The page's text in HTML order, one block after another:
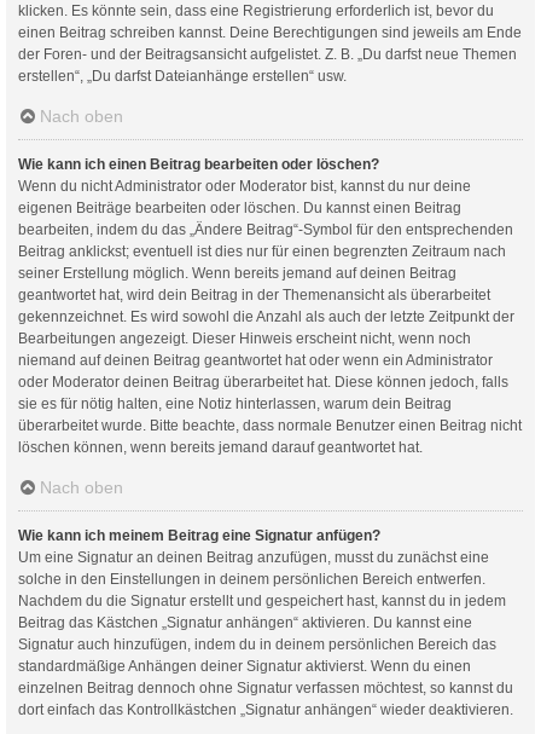
klicken. Es könnte sein, dass eine Registrierung erforderlich ist, bevor du
einen Beitrag schreiben kannst. Deine Berechtigungen sind jeweils am Ende
der Foren- und der Beitragsansicht aufgelistet. Z. B. „Du darfst neue Themen
erstellen“, „Du darfst Dateianhänge erstellen“ usw.
Nach oben
Wie kann ich einen Beitrag bearbeiten oder löschen?
Wenn du nicht Administrator oder Moderator bist, kannst du nur deine
eigenen Beiträge bearbeiten oder löschen. Du kannst einen Beitrag
bearbeiten, indem du das „Ändere Beitrag“-Symbol für den entsprechenden
Beitrag anklickst; eventuell ist dies nur für einen begrenzten Zeitraum nach
seiner Erstellung möglich. Wenn bereits jemand auf deinen Beitrag
geantwortet hat, wird dein Beitrag in der Themenansicht als überarbeitet
gekennzeichnet. Es wird sowohl die Anzahl als auch der letzte Zeitpunkt der
Bearbeitungen angezeigt. Dieser Hinweis erscheint nicht, wenn noch
niemand auf deinen Beitrag geantwortet hat oder wenn ein Administrator
oder Moderator deinen Beitrag überarbeitet hat. Diese können jedoch, falls
sie es für nötig halten, eine Notiz hinterlassen, warum dein Beitrag
überarbeitet wurde. Bitte beachte, dass normale Benutzer einen Beitrag nicht
löschen können, wenn bereits jemand darauf geantwortet hat.
Nach oben
Wie kann ich meinem Beitrag eine Signatur anfügen?
Um eine Signatur an deinen Beitrag anzufügen, musst du zunächst eine
solche in den Einstellungen in deinem persönlichen Bereich entwerfen.
Nachdem du die Signatur erstellt und gespeichert hast, kannst du in jedem
Beitrag das Kästchen „Signatur anhängen“ aktivieren. Du kannst eine
Signatur auch hinzufügen, indem du in deinem persönlichen Bereich das
standardmäßige Anhängen deiner Signatur aktivierst. Wenn du einen
einzelnen Beitrag dennoch ohne Signatur verfassen möchtest, so kannst du
dort einfach das Kontrollkästchen „Signatur anhängen“ wieder deaktivieren.